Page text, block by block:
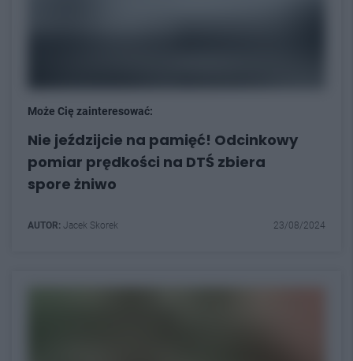
Może Cię zainteresować:
Nie jeździjcie na pamięć! Odcinkowy
pomiar prędkości na DTŚ zbiera
spore żniwo
AUTOR: Jacek Skorek 23/08/2024